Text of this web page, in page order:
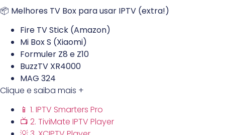
📦 Melhores TV Box para usar IPTV (extra!)
Fire TV Stick (Amazon)
Mi Box S (Xiaomi)
Formuler Z8 e Z10
BuzzTV XR4000
MAG 324
Clique e saiba mais +
📱 1. IPTV Smarters Pro
📺 2. TiviMate IPTV Player